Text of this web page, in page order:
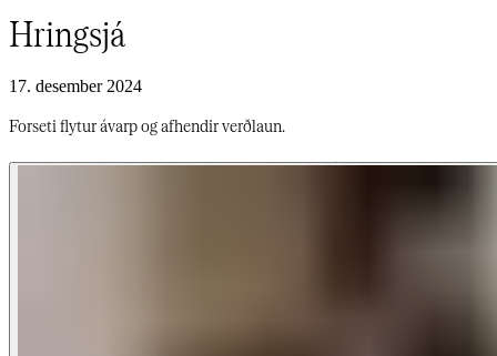
Hringsjá​​​​‌ ‍ ​‍​‍‌‍ ‌ ​‍‌‍‍‌‌‍‌ ‌‍‍‌‌‍ ‍​‍​‍​ ‍‍​‍​‍‌ ​ ‌‍​‌‌‍ ‍‌‍‍‌‌ ‌​‌ ‍‌​‍ ‍‌‍‍‌‌‍ ​‍​‍​‍ ​​‍​‍‌‍‍​‌ ​‍‌‍‌‌‌‍‌‍​‍​‍​ ‍‍​‍​‍‌‍‍​‌ ‌​‌ ‌​‌ ​​‌ ​ ​‍ ​‍ ‌‍‌‍‌‍ ‌ ​‍‌ ​ ‌‍‌‌‌ ‌​‌‍‍‌​‍ ‌‌‍‍‌‌ ​ ‌‍ ​‌‍​‌‌‍ ‍‌‍‌​‌ ​ ​‍ ‍‌ ‌‍‌‍‌‌‌ ​‍‌‍​ ‌‍‌‌‌‍ ​​‍ ‍‌‍​‌‌ ​​‌ ​​​‍ ‌ ​ ‌ ‌​‌ ‌‌‌‍‌​‌‍‍‌‌‍ ​‍ ‌‍‍‌‌‍ ‍‌ ‌​‌‍‌‌‌‍ ‍‌ ‌​​‍ ‌‍‌‌‌‍‌​‌‍‍‌‌ ‌​​‍ ‌‍ ‌‌‍ ‌‍‌​‌‍‌‌​ ‌‌ ​​‌ ​‍‌‍‌‌‌ ​ ‌‍‌‌‌‍ ‍‌ ‌​‌‍​‌‌ ‌​‌‍‍‌‌‍ ‌‍ ‍​ ‍ ‌‍‍‌‌‍‌​​ ‌‌ ‌​‌​ ​‌ ​‌‌​ ‌‌​ ​ ‌ ‌‍ ‌‍‍‌‌‍ ​‌‌‍‌‌ ‍‌‌ ‍‍‌‍‌​‌ ‍‌‌‌​ ‌ ‌ ​ ‌‌‌‍‍‌‌‌‍‌​ ‍‌‌‍​‍‌​‌​​ ‍ ‌ ‌​‌ ‍‌‌ ​​‌‍‌‌​ ‌‌‍ ‍‌‍‌‌‌ ‌ ‌ ​ ​ ‍ ‌ ​​‌‍​‌‌ ‌​‌‍‍​​ ‌‌ ‌​‌‍‍‌‌ ‌​‌‍ ​‌‍‌‌​ ‌‍​‍‌‍​‌‌ ​ ‌‍‌‌‌‌‌‌‌ ​‍‌‍ ​​ ‌‌‍‍​‌ ‌​‌ ‌​‌ ​​‌ ​ ​‍‌‌​ ​‍‌​‌‍​‍‌‌​ ​‍‌​‌‍‌‍‌‍‌‍ ‌ ​‍‌ ​ ‌‍‌‌‌ ‌​‌‍‍‌​‍ ‌‌‍‍‌‌ ​ ‌‍ ​‌‍​‌‌‍ ‍‌‍‌​‌ ​ ​‍ ‍‌ ‌‍‌‍‌‌‌ ​‍‌‍​ ‌‍‌‌‌‍ ​​‍ ‍‌‍​‌‌ ​​‌ ​​​‍‌‌​ ​‍‌​‌‍‌ ​ ‌ ‌​‌ ‌‌‌‍‌​‌‍‍‌‌‍ ​‍‌‍‌‍‍‌‌‍‌​​ ‌‌ ‌​‌​ ​‌ ​‌‌​ ‌‌​ ​ ‌ ‌‍ ‌‍‍‌‌‍ ​‌‌‍‌‌ ‍‌‌ ‍‍‌‍‌​‌ ‍‌‌‌​ ‌ ‌ ​ ‌‌‌‍‍‌‌‌‍‌​ ‍‌‌‍​‍‌​‌​​‍‌‍‌ ‌​‌ ‍‌‌ ​​‌‍‌‌​ ‌‌‍ ‍‌‍‌‌‌ ‌ ‌ ​ ​‍‌‍‌ ​​‌‍​‌‌ ‌​‌‍‍​​ ‌‌ ‌​‌‍‍‌‌ ‌​‌‍ ​‌‍‌‌​‍‌‍‌ ​​‌‍‌‌‌ ​‍‌ ​ ‌ ​​‌‍‌‌‌‍​ ‌ ‌​‌‍‍‌‌ ‌‍‌‍‌‌​ ‌‌ ​​‌ ‌‌‌‍​‍‌‍ ​‌‍‍‌‌ ​ ‌‍‍​‌‍‌‌‌‍‌​​‍​‍‌ ‌
17. desember 2024
Forseti flytur ávarp og afhendir verðlaun.​​​​‌ ‍ ​‍​‍‌‍ ‌ ​‍‌‍‍‌‌‍‌ ‌‍‍‌‌‍ ‍​‍​‍​ ‍‍​‍​‍‌ ​ ‌‍​‌‌‍ ‍‌‍‍‌‌ ‌​‌ ‍‌​‍ ‍‌‍‍‌‌‍ ​‍​‍​‍ ​​‍​‍‌‍‍​‌ ​‍‌‍‌‌‌‍‌‍​‍​‍​ ‍‍​‍​‍‌‍‍​‌ ‌​‌ ‌​‌ ​​‌ ​ ​‍ ​‍ ‌‍‌‍‌‍ ‌ ​‍‌ ​ ‌‍‌‌‌ ‌​‌‍‍‌​‍ ‌‌‍‍‌‌ ​ ‌‍ ​‌‍​‌‌‍ ‍‌‍‌​‌ ​ ​‍ ‍‌ ‌‍‌‍‌‌‌ ​‍‌‍​ ‌‍‌‌‌‍ ​​‍ ‍‌‍​‌‌ ​​‌ ​​​‍ ‌ ​ ‌ ‌​‌ ‌‌‌‍‌​‌‍‍‌‌‍ ​‍ ‌‍‍‌‌‍ ‍‌ ‌​‌‍‌‌‌‍ ‍‌ ‌​​‍ ‌‍‌‌‌‍‌​‌‍‍‌‌ ‌​​‍ ‌‍ ‌‌‍ ‌‍‌​‌‍‌‌​ ‌‌ ​​‌ ​‍‌‍‌‌‌ ​ ‌‍‌‌‌‍ ‍‌ ‌​‌‍​‌‌ ‌​‌‍‍‌‌‍ ‌‍ ‍​ ‍ ‌‍‍‌‌‍‌​​ ‌‌ ‌​‌​ ​‌ ​‌‌​ ‌‌​ ​ ‌ ‌‍ ‌‍‍‌‌‍ ​‌‌‍‌‌ ‍‌‌ ‍‍‌‍‌​‌ ‍‌‌‌​ ‌ ‌ ​ ‌‌‌‍‍‌‌‌‍‌​ ‍‌‌‍​‍‌​‌​​ ‍ ‌ ‌​‌ ‍‌‌ ​​‌‍‌‌​ ‌‌‍ ‍‌‍‌‌‌ ‌ ‌ ​ ​ ‍ ‌ ​​‌‍​‌‌ ‌​‌‍‍​​ ‌‌‍‌​‌‍‌‌‌ ​ ‌‍​ ‌ ​‍‌‍‍‌‌ ​​‌ ‌​‌‍‍‌‌‍ ‌‍ ‍​ ‌‍​‍‌‍​‌‌ ​ ‌‍‌‌‌‌‌‌‌ ​‍‌‍ ​​ ‌‌‍‍​‌ ‌​‌ ‌​‌ ​​‌ ​ ​‍‌‌​ ​‍‌​‌‍​‍‌‌​ ​‍‌​‌‍‌‍‌‍‌‍ ‌ ​‍‌ ​ ‌‍‌‌‌ ‌​‌‍‍‌​‍ ‌‌‍‍‌‌ ​ ‌‍ ​‌‍​‌‌‍ ‍‌‍‌​‌ ​ ​‍ ‍‌ ‌‍‌‍‌‌‌ ​‍‌‍​ ‌‍‌‌‌‍ ​​‍ ‍‌‍​‌‌ ​​‌ ​​​‍‌‌​ ​‍‌​‌‍‌ ​ ‌ ‌​‌ ‌‌‌‍‌​‌‍‍‌‌‍ ​‍‌‍‌‍‍‌‌‍‌​​ ‌‌ ‌​‌​ ​‌ ​‌‌​ ‌‌​ ​ ‌ ‌‍ ‌‍‍‌‌‍ ​‌‌‍‌‌ ‍‌‌ ‍‍‌‍‌​‌ ‍‌‌‌​ ‌ ‌ ​ ‌‌‌‍‍‌‌‌‍‌​ ‍‌‌‍​‍‌​‌​​‍‌‍‌ ‌​‌ ‍‌‌ ​​‌‍‌‌​ ‌‌‍ ‍‌‍‌‌‌ ‌ ‌ ​ ​‍‌‍‌ ​​‌‍​‌‌ ‌​‌‍‍​​ ‌‌‍‌​‌‍‌‌‌ ​ ‌‍​ ‌ ​‍‌‍‍‌‌ ​​‌ ‌​‌‍‍‌‌‍ ‌‍ ‍​‍‌‍‌ ​​‌‍‌‌‌ ​‍‌ ​ ‌ ​​‌‍‌‌‌‍​ ‌ ‌​‌‍‍‌‌ ‌‍‌‍‌‌​ ‌‌ ​​‌ ‌‌‌‍​‍‌‍ ​‌‍‍‌‌ ​ ‌‍‍​‌‍‌‌‌‍‌​​‍​‍‌ ‌